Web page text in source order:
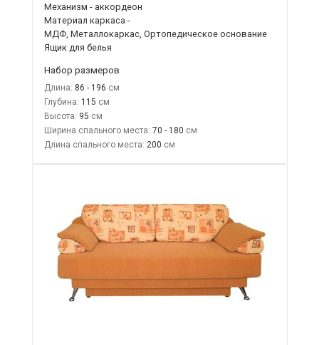
Механизм - аккордеон
Материал каркаса -
МДФ, Металлокаркас, Ортопедическое основание
Ящик для белья
Набор размеров
Длина: 86 - 196
Глубина: 115
Высота: 95
Ширина спального места: 70 - 180
Длина спального места: 200